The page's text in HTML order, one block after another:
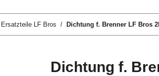
Ersatzteile LF Bros Dichtung f. Brenner LF Bros
Dichtung f.